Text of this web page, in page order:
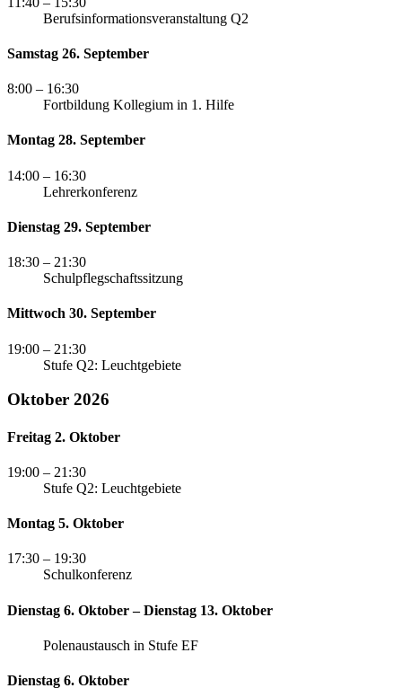
Berufsinformationsveranstaltung Q2
Samstag 26. September
8:00 – 16:30
Fortbildung Kollegium in 1. Hilfe
Montag 28. September
14:00 – 16:30
Lehrerkonferenz
Dienstag 29. September
18:30 – 21:30
Schulpflegschaftssitzung
Mittwoch 30. September
19:00 – 21:30
Stufe Q2: Leuchtgebiete
Oktober 2026
Freitag 2. Oktober
19:00 – 21:30
Stufe Q2: Leuchtgebiete
Montag 5. Oktober
17:30 – 19:30
Schulkonferenz
Dienstag 6. Oktober – Dienstag 13. Oktober
Polenaustausch in Stufe EF
Dienstag 6. Oktober